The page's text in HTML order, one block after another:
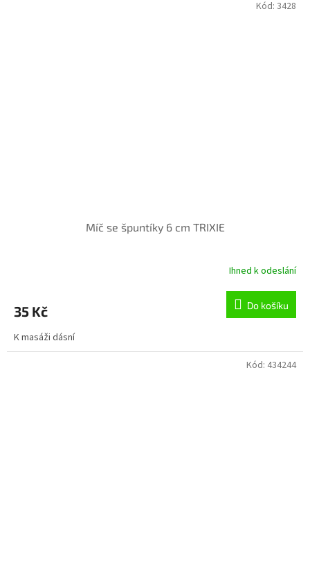
Míč se špuntíky 6 cm TRIXIE
Ihned k odeslání
35 Kč Do košíku
K masáži dásní
Kód: 3428
Kód: 434244